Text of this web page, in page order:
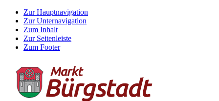
Zur Hauptnavigation
Zur Unternavigation
Zum Inhalt
Zur Seitenleiste
Zum Footer